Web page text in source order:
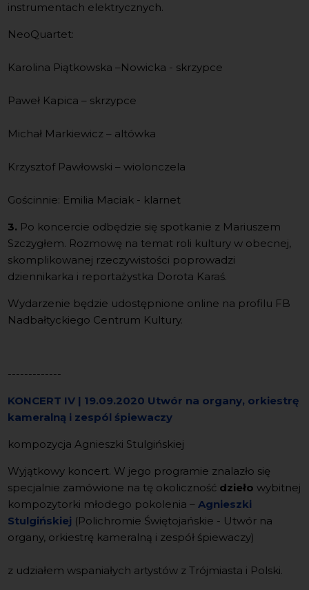
instrumentach elektrycznych.
NeoQuartet:
Karolina Piątkowska –Nowicka - skrzypce
Paweł Kapica – skrzypce
Michał Markiewicz – altówka
Krzysztof Pawłowski – wiolonczela
Gościnnie: Emilia Maciak - klarnet
3. Po koncercie odbędzie się spotkanie z Mariuszem
Szczygłem. Rozmowę na temat roli kultury w obecnej,
skomplikowanej rzeczywistości poprowadzi
dziennikarka i reportażystka Dorota Karaś.
Wydarzenie będzie udostępnione online na profilu FB
Nadbałtyckiego Centrum Kultury.
-------------
KONCERT IV | 19.09.2020 Utwór na organy, orkiestrę
kameralną i zespól śpiewaczy
kompozycja Agnieszki Stulgińskiej
Wyjątkowy koncert. W jego programie znalazło się
specjalnie zamówione na tę okoliczność dzieło wybitnej
kompozytorki młodego pokolenia –Agnieszki
Stulgińskiej (Polichromie Świętojańskie - Utwór na
organy, orkiestrę kameralną i zespół śpiewaczy)
z udziałem wspaniałych artystów z Trójmiasta i Polski.